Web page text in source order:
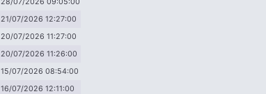
21/07/2026 12:27:00
20/07/2026 11:27:00
20/07/2026 11:26:00
15/07/2026 08:54:00
16/07/2026 12:11:00